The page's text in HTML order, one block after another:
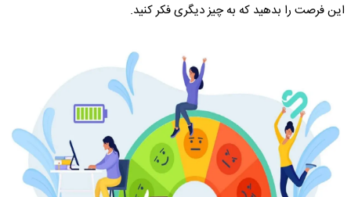
این فرصت را بدهید که به چیز دیگری فکر کنید.